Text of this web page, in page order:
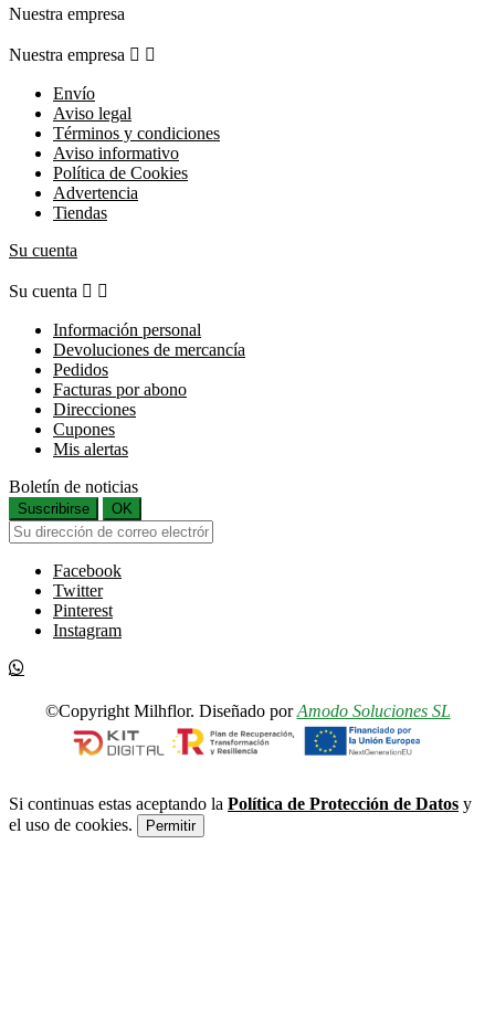
Nuestra empresa
Nuestra empresa  
Envío
Aviso legal
Términos y condiciones
Aviso informativo
Política de Cookies
Advertencia
Tiendas
Su cuenta
Su cuenta  
Información personal
Devoluciones de mercancía
Pedidos
Facturas por abono
Direcciones
Cupones
Mis alertas
Boletín de noticias
Suscribirse OK
Facebook
Twitter
Pinterest
Instagram
©Copyright Milhflor. Diseñado porAmodo Soluciones SL
Si continuas estas aceptando la Política de Protección de Datos y
el uso de cookies.
Permitir